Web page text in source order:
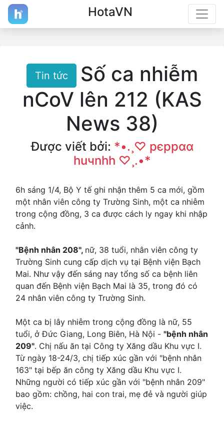
HotaVN
Tin tức
Số ca nhiễm
nCoV lên 212 (KAS
News 38)
Được viết bởi: *•.¸♡ pєppαα
huчnhh ♡¸.•*
6h sáng 1/4, Bộ Y tế ghi nhận thêm 5 ca mới, gồm
một nhân viên công ty Trường Sinh, một ca nhiễm
trong cộng đồng, 3 ca được cách ly ngay khi nhập
cảnh.
"Bệnh nhân 208", nữ, 38 tuổi, nhân viên công ty
Trường Sinh cung cấp dịch vụ tại Bệnh viện Bạch
Mai. Như vậy đến sáng nay tổng số ca bệnh liên
quan đến Bệnh viện Bạch Mai là 35, trong đó có
24 nhân viên công ty Trường Sinh.
Một ca bị lây nhiễm trong cộng đồng là nữ, 55
tuổi, ở Đức Giang, Long Biên, Hà Nội - "bệnh nhân
209". Chị nấu ăn tại Công ty Xăng dầu Khu vực I.
Từ ngày 18-24/3, chị tiếp xúc gần với "bệnh nhân
163" tại bếp ăn công ty Xăng dầu Khu vực I.
Những người có tiếp xúc gần với "bệnh nhân 209"
bao gồm: chồng, hai con trai, mẹ đẻ và người giúp
việc.